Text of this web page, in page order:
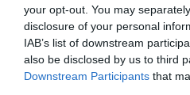
your opt-out. You may
disclosure of your personal
IAB’s list of downstream
also be disclosed by us to third
Downstream Participants that
ECONOMIA
Finanza e Aerospazio,
un settore strategico